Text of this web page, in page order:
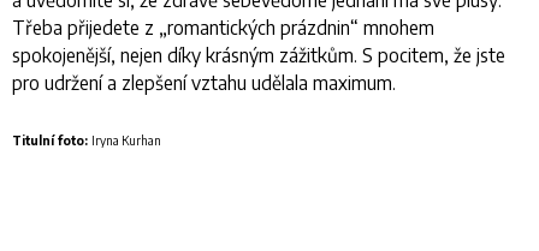
Třeba přijedete z „romantických prázdnin“ mnohem
spokojenější, nejen díky krásným zážitkům. S pocitem, že jste
pro udržení a zlepšení vztahu udělala maximum.
Titulní foto: Iryna Kurhan